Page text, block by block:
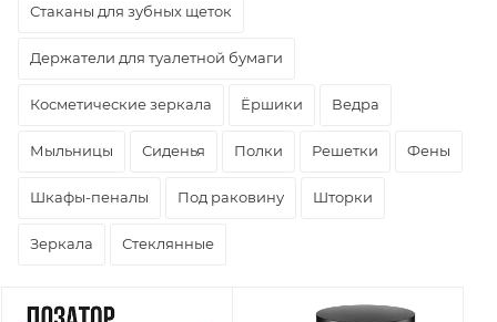
Стаканы для зубных щеток
Держатели для туалетной бумаги
Косметические зеркала Ёршики Ведра
Мыльницы Сиденья Полки Решетки Фены
Шкафы-пеналы Под раковину Шторки
Зеркала Стеклянные